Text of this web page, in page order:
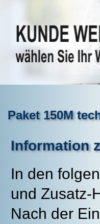
Paket 150M
Information
In den
und Zusatz-
Nach der